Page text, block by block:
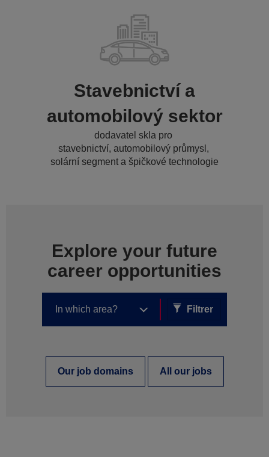
Stavebnictví a
automobilový sektor
dodavatel skla pro
stavebnictví, automobilový průmysl,
solární segment a špičkové technologie
Explore your future
career opportunities
Filtrer
Our job domains All our jobs